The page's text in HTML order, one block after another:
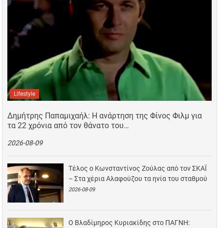
Lifestyle
Δημήτρης Παπαμιχαήλ: Η ανάρτηση της Φίνος Φιλμ για
τα 22 χρόνια από τον θάνατο του…
2026-08-09
Τέλος ο Κωνσταντίνος Ζούλας από τον ΣΚΑΪ
– Στα χέρια Αλαφούζου τα ηνία του σταθμού
2026-08-09
Ο Βλαδίμηρος Κυριακίδης στο ΠΑΓΝΗ: